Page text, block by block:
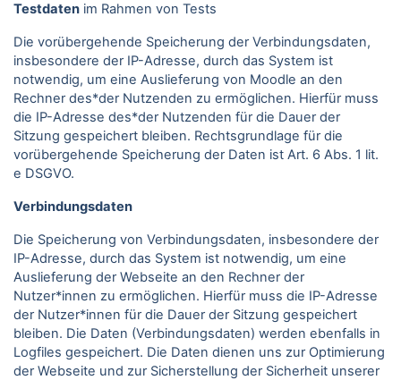
Testdaten im Rahmen von Tests
Die vorübergehende Speicherung der Verbindungsdaten,
insbesondere der IP-Adresse, durch das System ist
notwendig, um eine Auslieferung von Moodle an den
Rechner des*der Nutzenden zu ermöglichen. Hierfür muss
die IP-Adresse des*der Nutzenden für die Dauer der
Sitzung gespeichert bleiben. Rechtsgrundlage für die
vorübergehende Speicherung der Daten ist Art. 6 Abs. 1 lit.
e DSGVO.
Verbindungsdaten
Die Speicherung von Verbindungsdaten, insbesondere der
IP-Adresse, durch das System ist notwendig, um eine
Auslieferung der Webseite an den Rechner der
Nutzer*innen zu ermöglichen. Hierfür muss die IP-Adresse
der Nutzer*innen für die Dauer der Sitzung gespeichert
bleiben. Die Daten (Verbindungsdaten) werden ebenfalls in
Logfiles gespeichert. Die Daten dienen uns zur Optimierung
der Webseite und zur Sicherstellung der Sicherheit unserer